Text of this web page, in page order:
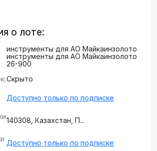
о лоте:
инструменты для АО Майкаинзолото
инструменты для АО Майкаинзолото
26-900
Скрыто
Доступно только по подписке
140308, Казахстан, П...
Доступно только по подписке